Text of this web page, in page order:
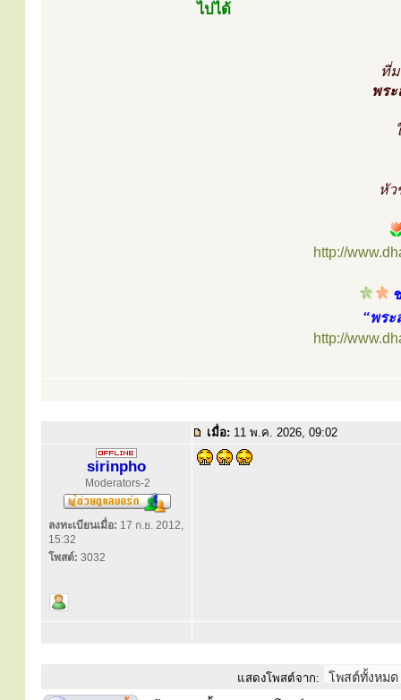
ไปได้
ที่
พร
หั
http://
ช
“พร
http://
เมื่อ: 11 พ.ค. 2026, 09:02
sirinpho
Moderators-2
ลงทะเบียนเมื่อ: 17 ก.ย. 2012,
15:32
โพสต์: 3032
แสดงโพสต์จาก: